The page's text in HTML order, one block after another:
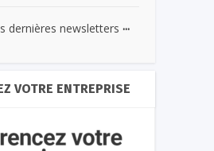
dernières newsletters ...
VOTRE ENTREPRISE